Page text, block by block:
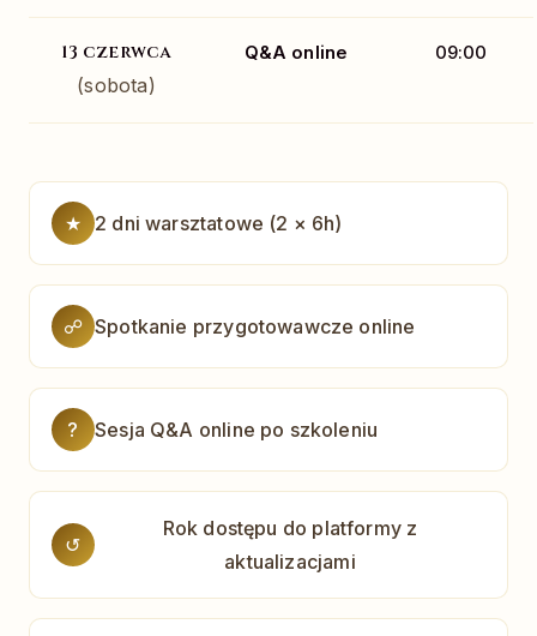
13 czerwca
(sobota)
Q&A online 09:00
★ 2 dni warsztatowe (2 × 6h)
☍ Spotkanie przygotowawcze online
? Sesja Q&A online po szkoleniu
↺
Rok dostępu do platformy z
aktualizacjami